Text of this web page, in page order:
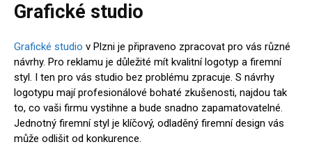
Grafické studio
Grafické studio v Plzni je připraveno zpracovat pro vás různé
návrhy. Pro reklamu je důležité mít kvalitní logotyp a firemní
styl. I ten pro vás studio bez problému zpracuje. S návrhy
logotypu mají profesionálové bohaté zkušenosti, najdou tak
to, co vaši firmu vystihne a bude snadno zapamatovatelné.
Jednotný firemní styl je klíčový, odladěný firemní design vás
může odlišit od konkurence.